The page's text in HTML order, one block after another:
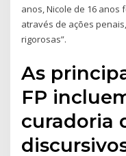
anos, Nicole de 16 anos
através de ações
rigorosas”.
As
FP
curadoria